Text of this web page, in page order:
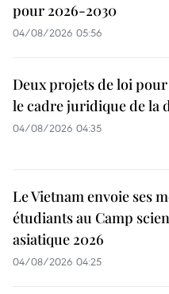
pour 2026-2030
04/08/2026 05:56
Deux projets de loi
le cadre juridique de la
04/08/2026 04:35
Le Vietnam envoie ses
étudiants au Camp
asiatique 2026
04/08/2026 04:25